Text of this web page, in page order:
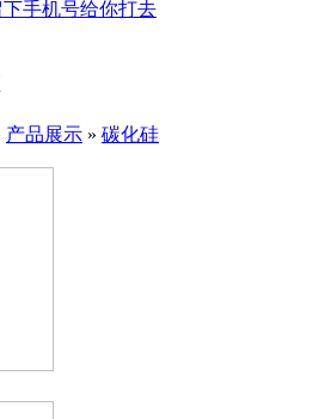
产品展示 » 碳化硅